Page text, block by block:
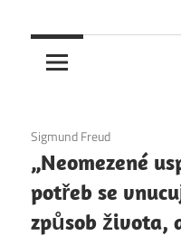
6. 12. 2020
Sigmund Freud
„Neomezené
potřeb se
způsob života,